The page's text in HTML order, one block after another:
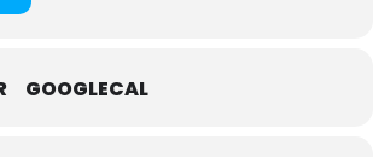
GOOGLECAL